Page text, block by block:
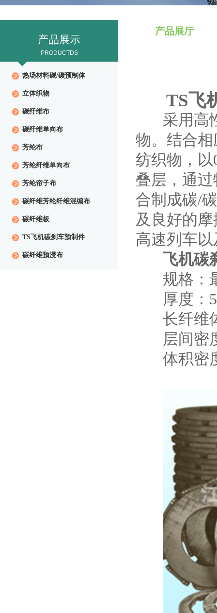
产品展示
PRODUCTDS
热场材料碳/碳预制体
立体织物
碳纤维布
碳纤维单向布
芳纶布
芳纶纤维单向布
芳纶帘子布
碳纤维芳纶纤维混编布
碳纤维板
TS飞机碳刹车预制件
碳纤维预浸布
产品展厅
TS飞机
采用高性
物。结合
纺织物，以
叠层，通
合制成碳/
及良好的
高速列车
飞机碳刹
规格：
厚度：
长纤维体
层间密度
体积密度